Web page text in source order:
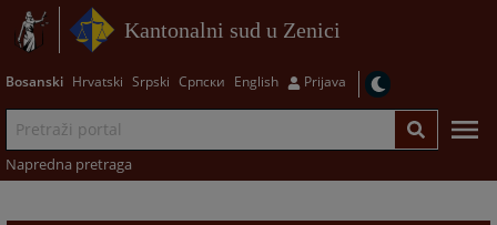
Kantonalni sud u Zenici
Bosanski Hrvatski Srpski Српски English Prijava
Napredna pretraga